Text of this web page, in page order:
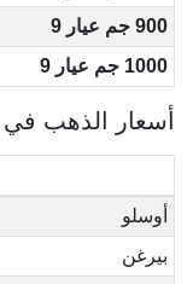
900 جم عيار 9
1000 جم عيار 9
أسعار الذهب في
أوسلو
بيرغن